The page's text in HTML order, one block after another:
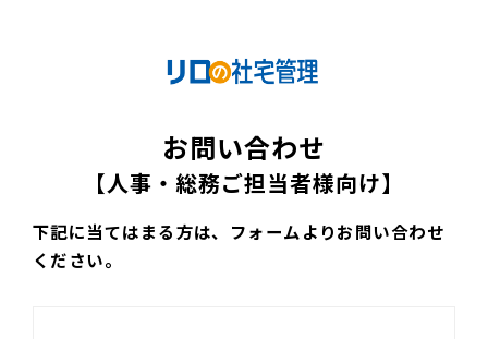
お問い合わせ
【人事・総務ご担当者様向け】
下記に当てはまる方は、フォームよりお問い合わせ
ください。